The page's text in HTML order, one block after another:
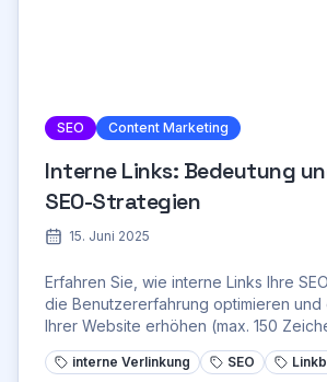
SEO Content Marketing
Interne Links: Bedeutung
SEO-Strategien
15. Juni 2025
Erfahren Sie, wie interne Links Ihre
die Benutzererfahrung optimieren
Ihrer Website erhöhen (max. 150
interne Verlinkung SEO